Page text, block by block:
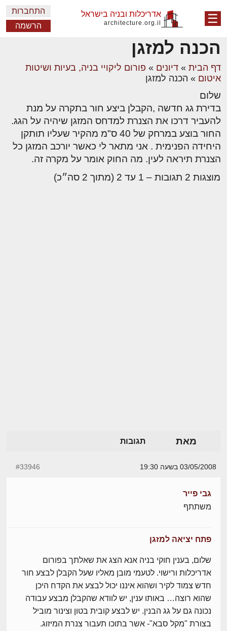
☰ אדריכלות ובניה בישראל
architecture.org.il
התחברות
הרשמה
הכנה למזגן
דף הבית » דיונים » פורום ליקויי בניה, בעיות ושיטות
איטום » הכנה למזגן
שלום
בדירת גג חדשה ,הקבלן ביצע חור בתקרה על מנת
להעביר דרכו את הצנרת למדחס המזגן שיהיה על הגג.
החור בוצע במרחק של 40 ס"מ מהקיר שעליו תותקן
היחידה הפנימית . אני מתאר לי כאשר יורכב המזגן כל
הצנרת תיראה לעין. מה החוק אומר על מקרה זה.
מוצגות 2 תגובות – 1 עד 2 (מתוך 2 סה״כ)
מאת תגובות
03/05/2008 בשעה 19:30 #33946
גבי פייר
משתתף
פתח יציאה למזגן
שלום, בענין חוקי בניה אנא הצג את שאלתך בפורום
אדריכלות ורישוי. לטעמי מובן מאליו שעל הקבלן לבצע חור
חדש צמוד לקיר ושהוא איננו יכול לבצע את הקדח היכן
שהוא רוצה… באותו ענין, יש לוודא שהקבלן מבצע עבודה
נכונה גם על גג הבנין. יש לבצע קובית בטון וצינור מוביל
בצורת "מקל סבא"- אשר בתוכו תעבור צנרת המיזוג.